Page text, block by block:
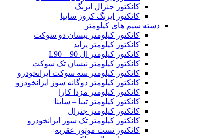
کانکتور جنرال ایربگ
کانکتور ایربگ کروز سایپا
دسته سیم های کیلومتر
کانکتور کیلومتر نیسان دو سوکت
کانکتور کیلومتر پراید
کانکتور کیلومتر ال 90 – L90
کانکتور کیلومتر نیسان تک سوکت
کانکتور کیلومتر سه سوکت ایرانخودرو
کانکتور کیلومتر دوگانه سوز ایرانخودرو
کانکتور کیلومتر مزدا کارا
کانکتور کیلومتر تیبا – ساینا
کانکتور کیلومتر جنرال
کانکتور کیلومتر تک سوز ایرانخودرو
کانکتور تست موتور عقربه